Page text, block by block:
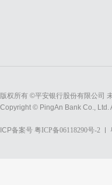
版权所有 ©平安银行股份有限公司
Copyright © PingAn Bank Co., Ltd.
ICP备案号 粤ICP备06118290号-2